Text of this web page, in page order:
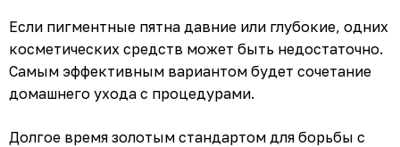
Если пигментные пятна давние или глубокие, одних
косметических средств может быть недостаточно.
Самым эффективным вариантом будет сочетание
домашнего ухода с процедурами.
Долгое время золотым стандартом для борьбы с